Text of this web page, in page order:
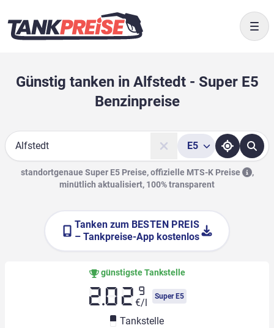
Günstig tanken in Alfstedt - Super E5
Benzinpreise
Suche
E5
standortgenaue Super E5 Preise, offizielle MTS-K Preise
,
minütlich aktualisiert, 100% transparent
Tanken zum BESTEN PREIS
– Tankpreise-App kostenlos
günstigste Tankstelle
2.02 9
€/l
Super E5
Tankstelle